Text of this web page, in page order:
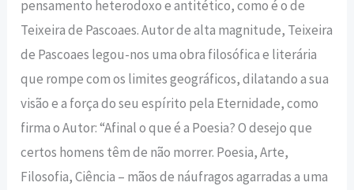
pensamento heterodoxo e antitético, como é o de
Teixeira de Pascoaes. Autor de alta magnitude, Teixeira
de Pascoaes legou-nos uma obra filosófica e literária
que rompe com os limites geográficos, dilatando a sua
visão e a força do seu espírito pela Eternidade, como
firma o Autor: “Afinal o que é a Poesia? O desejo que
certos homens têm de não morrer. Poesia, Arte,
Filosofia, Ciência – mãos de náufragos agarradas a uma